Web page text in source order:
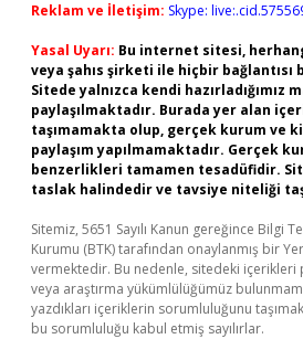
Reklam ve İletişim: Skype:
Yasal Uyarı: Bu internet sitesi,
veya şahıs şirketi ile hiçbir bağlantısı
Sitede yalnızca kendi hazırladığımız
paylaşılmaktadır. Burada yer alan
taşımamakta olup, gerçek kurum ve
paylaşım yapılmamaktadır. Gerçek
benzerlikleri tamamen tesadüfidir.
taslak halindedir ve tavsiye niteliği
Sitemiz, 5651 Sayılı Kanun gereğince Bilgi
Kurumu (BTK) tarafından onaylanmış bir
vermektedir. Bu nedenle, sitedeki
veya araştırma yükümlülüğümüz
yazdıkları içeriklerin sorumluluğunu
bu sorumluluğu kabul etmiş sayılırlar.